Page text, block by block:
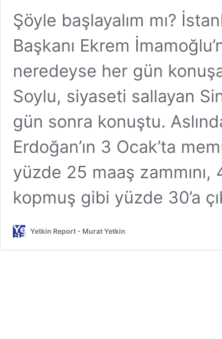
Şöyle başlayalım mı?
Başkanı Ekrem
neredeyse her gün
Soylu, siyaseti sallayan
gün sonra konuştu.
Erdoğan’ın 3 Ocak’ta
yüzde 25 maaş
kopmuş gibi yüzde 30’a
Yetkin Report - Murat Yetkin